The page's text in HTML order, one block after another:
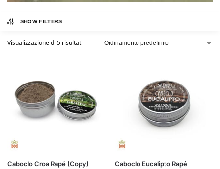
SHOW FILTERS
Visualizzazione di 5 risultati
Caboclo Croa Rapé (Copy) Caboclo Eucalipto Rapé